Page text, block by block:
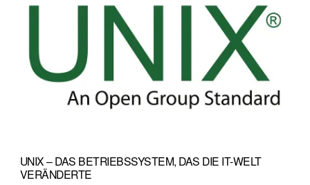
UNIX – DAS BETRIEBSSYSTEM, DAS DIE IT-WELT
VERÄNDERTE